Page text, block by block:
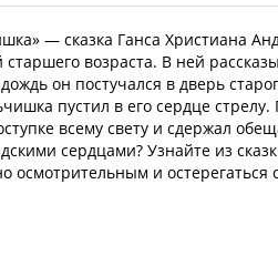
— сказка Ганса Христиана
старшего возраста. В ней
он постучался в дверь
пустил в его сердце
всему свету и сдержал
сердцами? Узнайте из
осмотрительным и остерегаться